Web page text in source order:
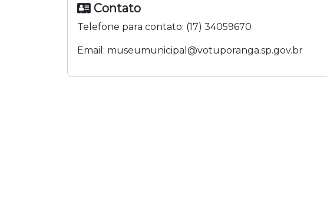
Contato
Telefone para contato: (17) 34059670
Email: museumunicipal@votuporanga.sp.gov.br